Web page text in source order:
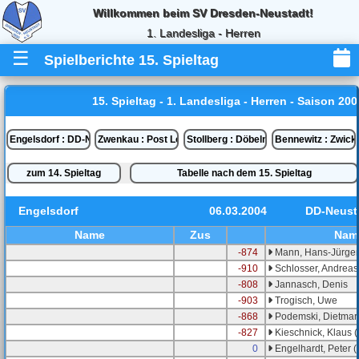
Willkommen beim SV Dresden-Neustadt!
1. Landesliga - Herren
☰ Spielberichte 15. Spieltag
15. Spieltag - 1. Landesliga - Herren - Saison
Engelsdorf : DD-NeustadtZwenkau : Post LeipzigStollberg : Döbeln Bennewitz :
zum 14. Spieltag Tabelle nach dem 15. Spieltag
Engelsdorf 06.03.2004
DD-
Name
Zus
-874
Mann, Hans-
-910
Schlosser,
-808
Jannasch, Denis
-903
Trogisch, Uwe
-868
Podemski,
-827
Kieschnick, Klaus
0
Engelhardt, Peter